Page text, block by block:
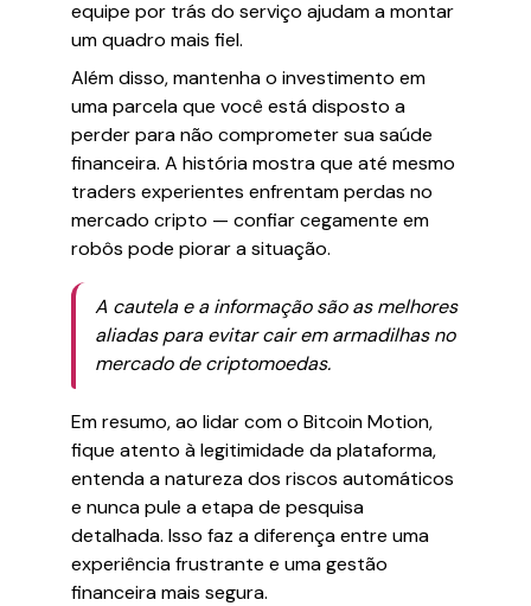
equipe por trás do serviço ajudam a montar
um quadro mais fiel.
Além disso, mantenha o investimento em
uma parcela que você está disposto a
perder para não comprometer sua saúde
financeira. A história mostra que até mesmo
traders experientes enfrentam perdas no
mercado cripto — confiar cegamente em
robôs pode piorar a situação.
A cautela e a informação são as melhores
aliadas para evitar cair em armadilhas no
mercado de criptomoedas.
Em resumo, ao lidar com o Bitcoin Motion,
fique atento à legitimidade da plataforma,
entenda a natureza dos riscos automáticos
e nunca pule a etapa de pesquisa
detalhada. Isso faz a diferença entre uma
experiência frustrante e uma gestão
financeira mais segura.